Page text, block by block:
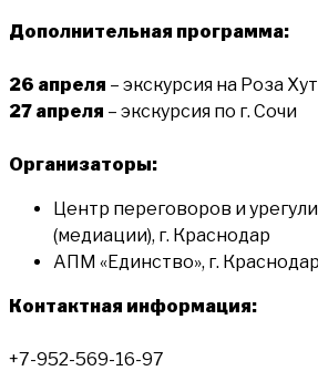
Дополнительная программа:
26 апреля – экскурсия на Роза
27 апреля – экскурсия по г. Сочи
Организаторы:
Центр переговоров и
(медиации), г. Краснодар
АПМ «Единство», г. Краснодар
Контактная информация:
+7-952-569-16-97